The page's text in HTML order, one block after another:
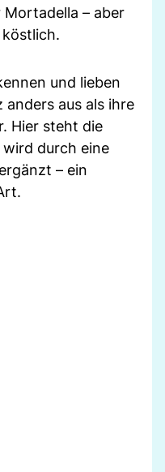
– aber
und lieben
aus als ihre
Hier steht die
durch eine
– ein